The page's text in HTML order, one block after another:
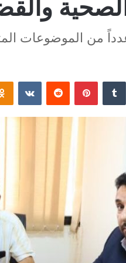
من الموضوعات
بينتيريست